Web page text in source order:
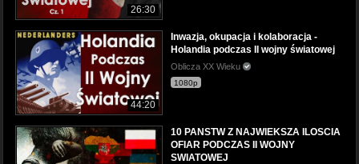
26:30
44:20
Inwazja, okupacja i kolaboracja -
Holandia podczas II wojny światowej
Oblicza XX Wieku
1080p
10 PANSTW Z NAJWIEKSZA ILOSCIA
OFIAR PODCZAS II WOJNY
SWIATOWEJ